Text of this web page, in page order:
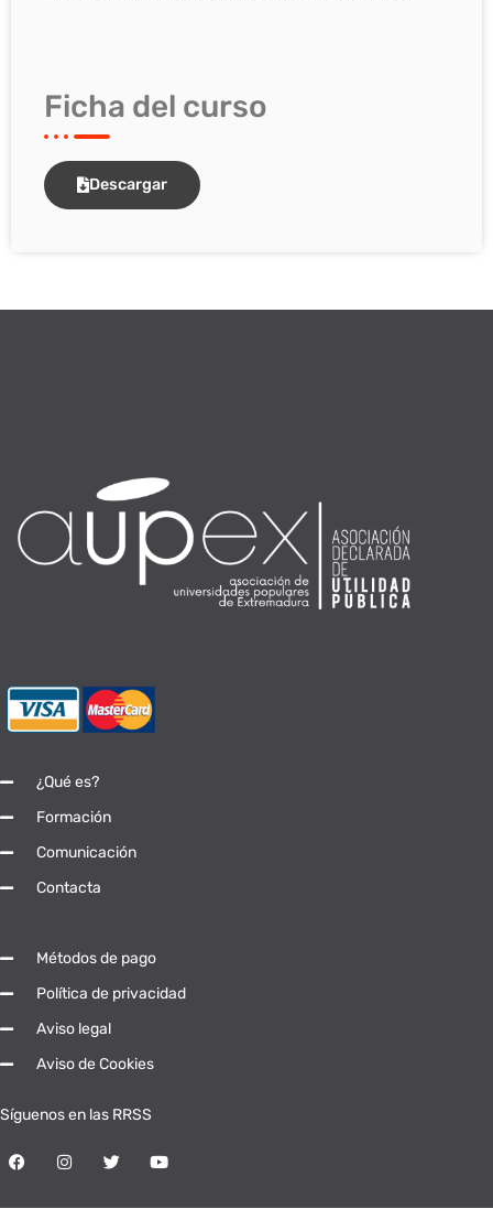
Ficha del curso
Descargar
¿Qué es?
Formación
Comunicación
Contacta
Métodos de pago
Política de privacidad
Aviso legal
Aviso de Cookies
Síguenos en las RRSS